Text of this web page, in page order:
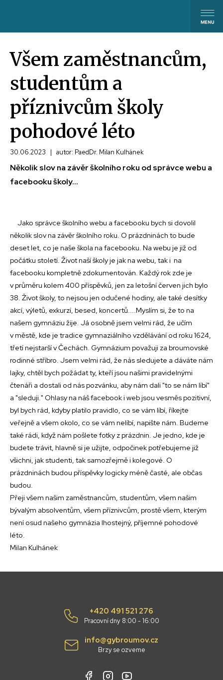
Všem zaměstnancům,
studentům a
příznivcům školy
pohodové léto
30.06.2023 | autor: PaedDr. Milan Kulhánek
Několik slov na závěr školního roku od správce webu a
facebooku školy...
Jako správce školního webu a facebooku bych si dovolil
několik slov na závěr školního roku. O prázdninách to bude
deset let, co je naše škola na facebooku. Na webu je již od
počátku století. Život naší školy je jak na webu, tak i na
facebooku kompletně zdokumentován. Každý rok zde je
v průměru kolem 400 příspěvků, jen za letošní červen jich bylo
38. Život školy, to nejsou jen odučené hodiny, ale také desítky
akcí, výletů, exkurzí, besed, koncertů....Myslím si, že to na
našem gymnáziu žije. Já osobně jsem velmi rád, že učím
v městě, kde je tradice gymnaziálního vzdělávání od roku 1624,
třetí nejstarší v Čechách. Gymnázium považuji za broumovské
rodinné stříbro. Jsem velmi rád, že nás sledujete a dáváte nám
lajky, chtěl bych požádat ty, kteří jsou našimi pravidelnými
čtenáři a dostali od nás pozvánku, aby nám dali "to se nám líbí"
a "sleduji." Ohlasy na náš facebook i web jsou vesměs pozitivní,
byl bych rád, kdyby platilo pravidlo, co se vám líbí, říkejte
veřejně a všem okolo, co se vám nelíbí, napište nám. Budeme
také rádi, když nám pošlete fotky z prázdnin. Je jedno, kde je
budete trávit, hlavně si je užijte, odpočinek potřebujeme již
všichni, jak studenti, tak samozřejmě i kolegové. O
prázdninách budou příspěvky logicky méně časté, ale občas
budou.
Přeji všem našim zaměstnancům, studentům, všem našim
bývalým absolventům, všem příznivcům, prostě všem, kterým
není osud našeho gymnázia lhostejný, příjemné pohodové
léto.
Milan Kulhánek
+420 491 521 276
Pracovní dny 8:00 - 16:00
info@gybroumov.cz
Brzy se ozveme